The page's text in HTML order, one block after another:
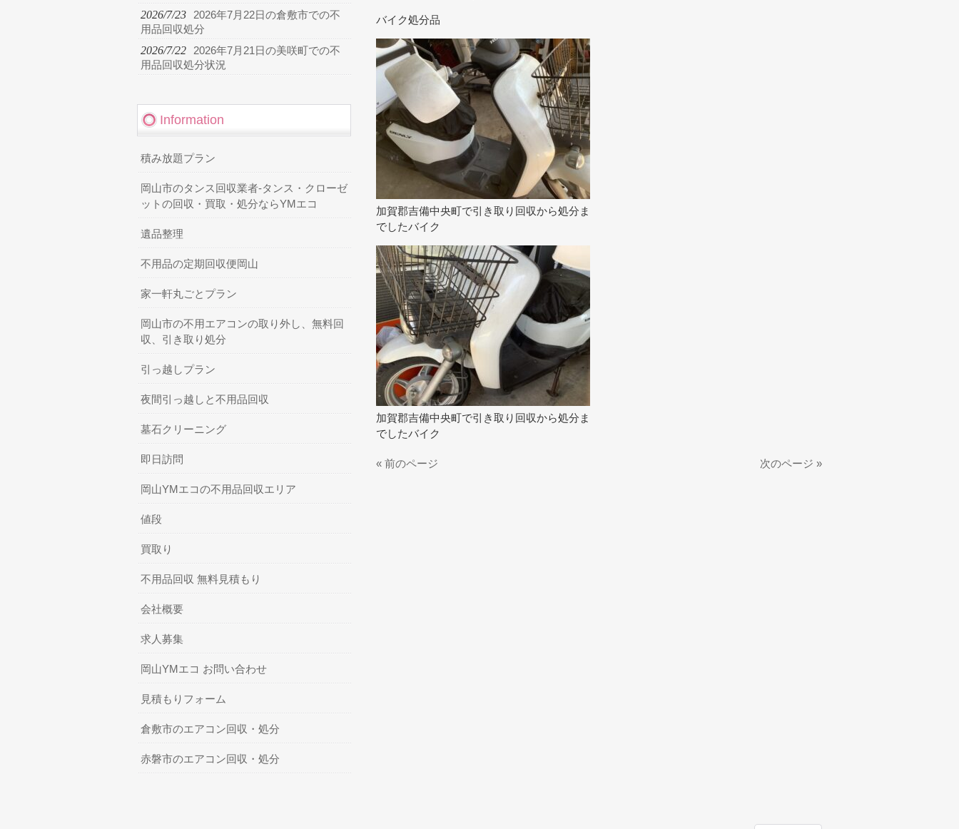
バイク処分品
加賀郡吉備中央町で引き取り回収から処分ま
でしたバイク
加賀郡吉備中央町で引き取り回収から処分ま
でしたバイク
« 前のページ 次のページ »
2026/7/23
2026年7月22日の倉敷市での不
用品回収処分
2026/7/22
2026年7月21日の美咲町での不
用品回収処分状況
Information
積み放題プラン
岡山市のタンス回収業者-タンス・クローゼ
ットの回収・買取・処分ならYMエコ
遺品整理
不用品の定期回収便岡山
家一軒丸ごとプラン
岡山市の不用エアコンの取り外し、無料回
収、引き取り処分
引っ越しプラン
夜間引っ越しと不用品回収
墓石クリーニング
即日訪問
岡山YMエコの不用品回収エリア
値段
買取り
不用品回収 無料見積もり
会社概要
求人募集
岡山YMエコ お問い合わせ
見積もりフォーム
倉敷市のエアコン回収・処分
赤磐市のエアコン回収・処分